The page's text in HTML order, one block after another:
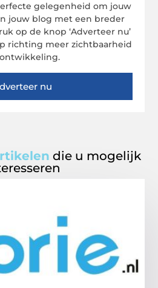
gelegenheid om jouw
jouw blog met een breder
op de knop ‘Adverteer nu’
richting meer zichtbaarheid
nu
die u mogelijk